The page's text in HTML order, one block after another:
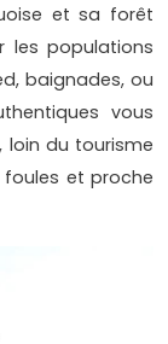
et sa forêt
les populations
baignades, ou
vous
loin du tourisme
et proche